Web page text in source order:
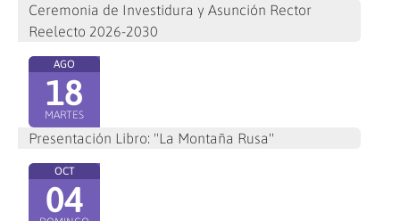
Ceremonia de Investidura y Asunción Rector
Reelecto 2026-2030
AGO
18
MARTES
Presentación Libro: "La Montaña Rusa"
OCT
04